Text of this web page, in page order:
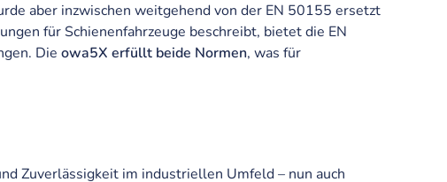
aber inzwischen weitgehend von der EN 50155 ersetzt
für Schienenfahrzeuge beschreibt, bietet die EN
Die owa5X erfüllt beide Normen, was für
Zuverlässigkeit im industriellen Umfeld – nun auch